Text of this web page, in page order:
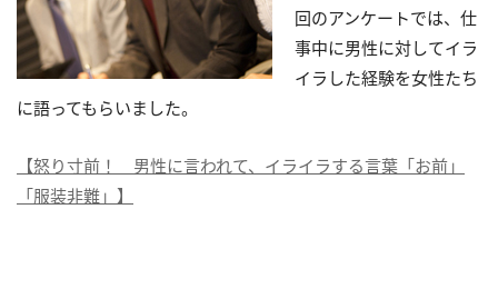
回のアンケートでは、仕
事中に男性に対してイラ
イラした経験を女性たち
に語ってもらいました。
【怒り寸前！ 男性に言われて、イライラする言葉「お前」
「服装非難」】